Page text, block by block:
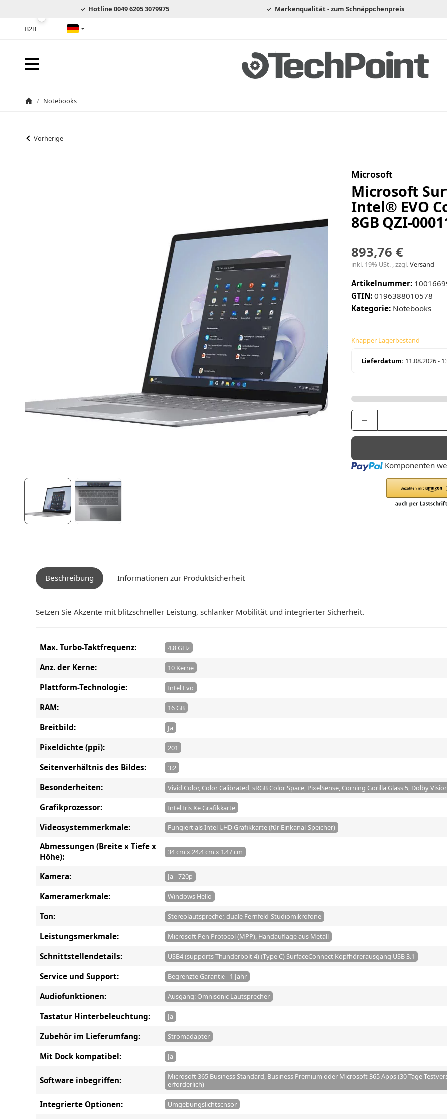
Hotline 0049 6205 3079975 Markenqualität - zum Schnäppchenpreis
B2B Deutsch
/ Notebooks
Vorherige
Microsoft
Microsoft
Intel® EVO
8GB QZI-
893,76 €
inkl. 19% USt. , zzgl.Versand
Artikelnummer:
GTIN: 0196388010578
Kategorie: Notebooks
Knapper Lagerbestand
Lieferdatum: 11.08.2026 -
Loading... Komponenten
Beschreibung Informationen zur Produktsicherheit
Setzen Sie Akzente mit blitzschneller Leistung, schlanker Mobilität und integrierter Sicherheit.
Max. Turbo-Taktfrequenz: 4.8 GHz
Anz. der Kerne: 10 Kerne
Plattform-Technologie: Intel Evo
RAM: 16 GB
Breitbild: Ja
Pixeldichte (ppi): 201
Seitenverhältnis des Bildes: 3:2
Besonderheiten: Vivid Color, Color Calibrated, sRGB Color Space, PixelSense, Corning Gorilla Glass 5, Dolby
Grafikprozessor: Intel Iris Xe Grafikkarte
Videosystemmerkmale: Fungiert als Intel UHD Grafikkarte (für Einkanal-Speicher)
Abmessungen (Breite x Tiefe x
Höhe):
34 cm x 24.4 cm x 1.47 cm
Kamera: Ja - 720p
Kameramerkmale: Windows Hello
Ton: Stereolautsprecher, duale Fernfeld-Studiomikrofone
Leistungsmerkmale: Microsoft Pen Protocol (MPP), Handauflage aus Metall
Schnittstellendetails: USB4 (supports Thunderbolt 4) (Type C) SurfaceConnect Kopfhörerausgang USB 3.1
Service und Support: Begrenzte Garantie - 1 Jahr
Audiofunktionen: Ausgang: Omnisonic Lautsprecher
Tastatur Hinterbeleuchtung: Ja
Zubehör im Lieferumfang: Stromadapter
Mit Dock kompatibel: Ja
Software inbegriffen:
Microsoft 365 Business Standard, Business Premium oder Microsoft 365 Apps (30-Tage-
erforderlich)
Integrierte Optionen: Umgebungslichtsensor